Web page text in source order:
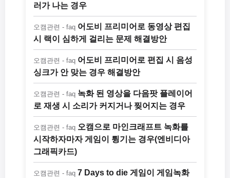
러가 나는 경우
오캠관련 - faq 어도비 프리미어로 동영상 편집
시 랙이 심하게 걸리는 문제 해결방안
오캠관련 - faq 어도비 프리미어로 편집 시 음성
싱크가 안 맞는 경우 해결방안
오캠관련 - faq 녹화 된 영상을 다음팟 플레이어
로 재생 시 소리가 커지거나 찢어지는 경우
오캠관련 - faq 오캠으로 마인크래프트 녹화를
시작하자마자 게임이 튕기는 경우(엔비디아
그래픽카드)
오캠관련 - faq 7 Days to die 게임이 게임녹화